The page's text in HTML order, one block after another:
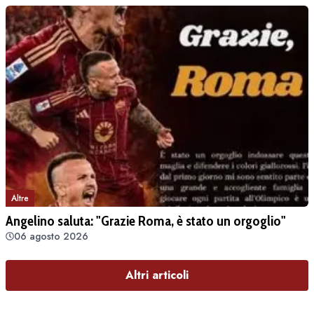
Altre
Angelino saluta: "Grazie Roma, è stato un orgoglio"
06 agosto 2026
Altri articoli